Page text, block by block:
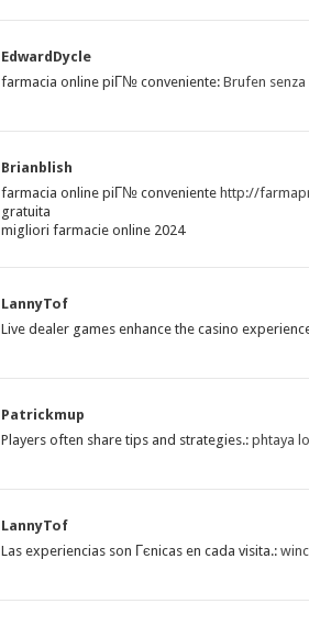
EdwardDycle
farmacia online piГ№ conveniente: Brufen senza
Brianblish
farmacia online piГ№ conveniente http://
gratuita
migliori farmacie online 2024
LannyTof
Live dealer games enhance the casino
Patrickmup
Players often share tips and strategies.: phtaya
LannyTof
Las experiencias son Гєnicas en cada visita.: